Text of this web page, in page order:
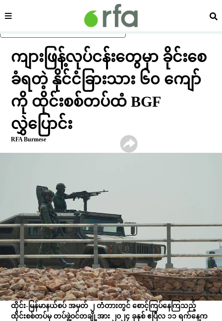
ပင်မအကြောင်းအရာသို့ ကျော်ရန်
ကဏ္ဍ ရှာ
ကျားဖြန့်လုပ်ငန်းတွေမှာ ခိုင်းစေ
ခံရတဲ့ နိုင်ငံခြားသား ၆၀ ကျော်
ကို ထိုင်းစစ်တပ်ထံ BGF
လွှဲပြောင်း
RFA Burmese
ထိုင်း-မြန်မာနယ်စပ် အမှတ် ၂ တံတားတွင် စောင့်ကြပ်နေကြသည့်
ထိုင်းစစ်တပ်မှ တပ်ဖွဲ့ဝင်တချို့အား ၂ဝ၂၄ ခုနှစ် ဧပြီလ ၁၁ ရက်နေ့က